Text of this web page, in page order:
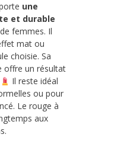
une
et durable
femmes. Il
mat ou
choisie. Sa
offre un résultat
Il reste idéal
ou pour
Le rouge à
aux